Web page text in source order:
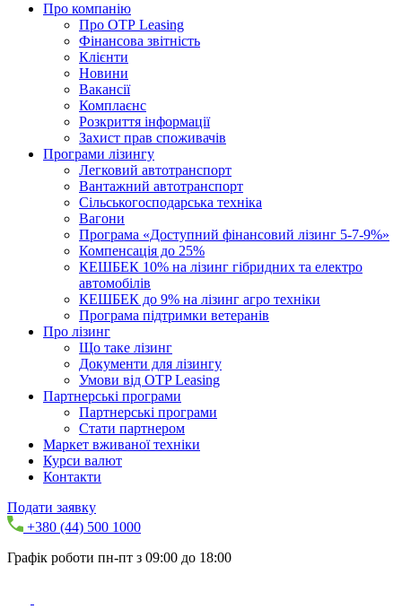
Про компанію
Про ОТР Leasing
Фінансова звітність
Клієнти
Новини
Вакансії
Комплаєнс
Розкриття інформації
Захист прав споживачів
Програми лізингу
Легковий автотранспорт
Вантажний автотранспорт
Cільськогосподарська техніка
Вагони
Програма «Доступний фінансовий лізинг 5-7-9%»
Компенсація до 25%
КЕШБЕК 10% на лізинг гібридних та електро
автомобілів
КЕШБЕК до 9% на лізинг агро техніки
Програма підтримки ветеранів
Про лізинг
Що таке лізинг
Документи для лізингу
Умови від OTP Leasing
Партнерські програми
Партнерські програми
Стати партнером
Маркет вживаної техніки
Курси валют
Контакти
Подати заявку
+380 (44) 500 1000
Графік роботи пн-пт з 09:00 до 18:00